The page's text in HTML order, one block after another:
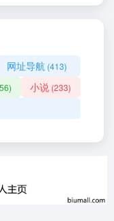
网址导航 (413)
小说 (233)